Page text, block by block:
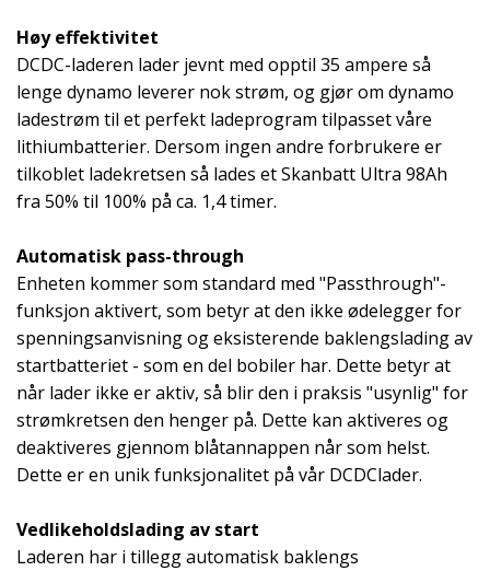
Høy effektivitet
DCDC-laderen lader jevnt med opptil 35 ampere så
lenge dynamo leverer nok strøm, og gjør om dynamo
ladestrøm til et perfekt ladeprogram tilpasset våre
lithiumbatterier. Dersom ingen andre forbrukere er
tilkoblet ladekretsen så lades et Skanbatt Ultra 98Ah
fra 50% til 100% på ca. 1,4 timer.
Automatisk pass-through
Enheten kommer som standard med "Passthrough"-
funksjon aktivert, som betyr at den ikke ødelegger for
spenningsanvisning og eksisterende baklengslading av
startbatteriet - som en del bobiler har. Dette betyr at
når lader ikke er aktiv, så blir den i praksis "usynlig" for
strømkretsen den henger på. Dette kan aktiveres og
deaktiveres gjennom blåtannappen når som helst.
Dette er en unik funksjonalitet på vår DCDClader.
Vedlikeholdslading av start
Laderen har i tillegg automatisk baklengs